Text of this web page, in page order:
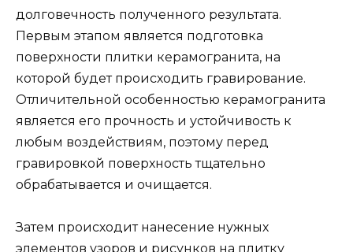
долговечность полученного результата.
Первым этапом является подготовка
поверхности плитки керамогранита, на
которой будет происходить гравирование.
Отличительной особенностью керамогранита
является его прочность и устойчивость к
любым воздействиям, поэтому перед
гравировкой поверхность тщательно
обрабатывается и очищается.
Затем происходит нанесение нужных
элементов узоров и рисунков на плитку